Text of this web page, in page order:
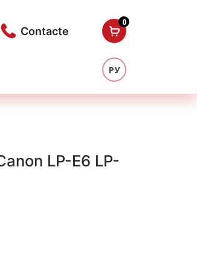
Contacte
0
РУ
LP-E6 LP-